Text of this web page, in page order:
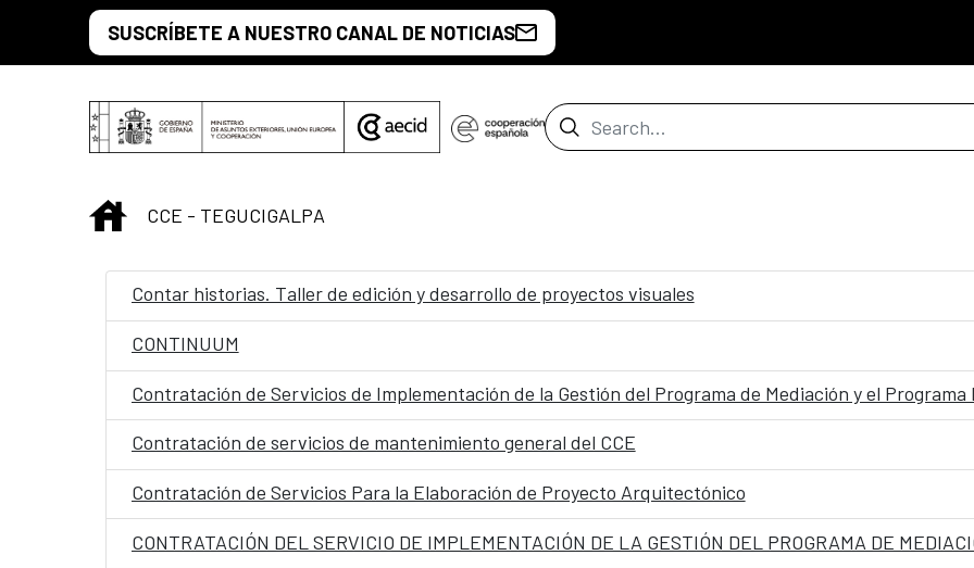
Skip to Main ContentSUSCRÍBETE A NUESTRO CANAL DE NOTICIAS
Search Bar
INICIO
CCE - TEGUCIGALPA
Contar historias. Taller de edición y desarrollo de proyectos visuales
CONTINUUM
Contratación de Servicios de Implementación de la Gestión del Programa de Mediación y el
Contratación de servicios de mantenimiento general del CCE
Contratación de Servicios Para la Elaboración de Proyecto Arquitectónico
CONTRATACIÓN DEL SERVICIO DE IMPLEMENTACIÓN DE LA GESTIÓN DEL PROGRAMA DE